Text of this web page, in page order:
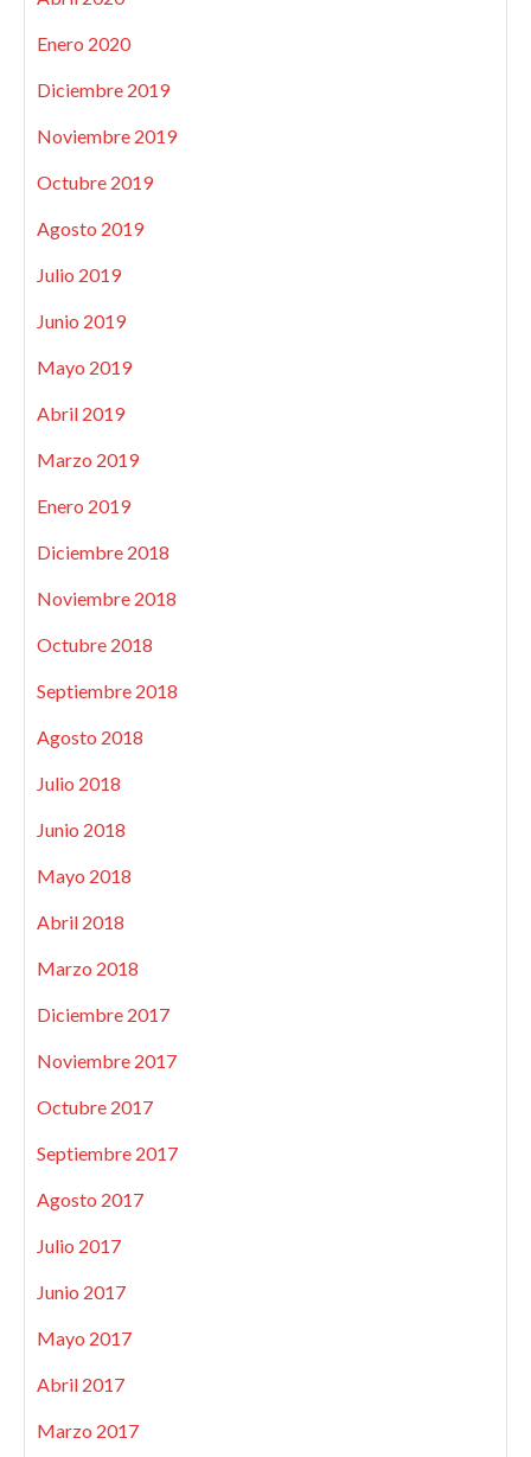
Enero 2020
Diciembre 2019
Noviembre 2019
Octubre 2019
Agosto 2019
Julio 2019
Junio 2019
Mayo 2019
Abril 2019
Marzo 2019
Enero 2019
Diciembre 2018
Noviembre 2018
Octubre 2018
Septiembre 2018
Agosto 2018
Julio 2018
Junio 2018
Mayo 2018
Abril 2018
Marzo 2018
Diciembre 2017
Noviembre 2017
Octubre 2017
Septiembre 2017
Agosto 2017
Julio 2017
Junio 2017
Mayo 2017
Abril 2017
Marzo 2017